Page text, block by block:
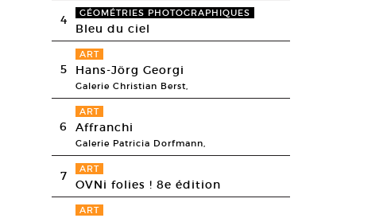
4 GÉOMÉTRIES PHOTOGRAPHIQUES
Bleu du ciel
5
ART
Hans-Jörg Georgi
Galerie Christian Berst,
6
ART
Affranchi
Galerie Patricia Dorfmann,
7 ART
OVNi folies ! 8e édition
ART